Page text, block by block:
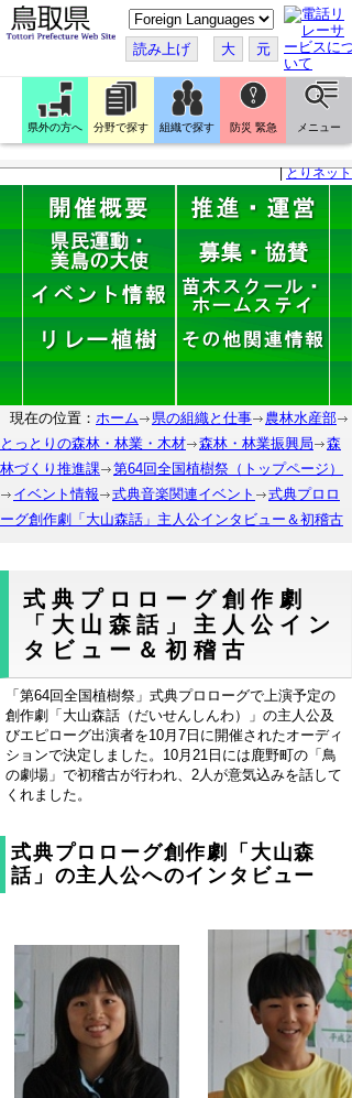
こ
の
ペ
ー
ジ
翻
訳
す
読み上げ 大 元
県外の方へ 分野で探す 組織で探す 防災 緊急 メニュー
|とりネット
現在の位置： ホーム 県の組織と仕事
農林水産部
とっとりの森林・林業・木材
森林・林業振興局
森
林づくり推進課
第64回全国植樹祭（トップページ）
イベント情報
式典音楽関連イベント
式典プロロ
ーグ創作劇「大山森話」主人公インタビュー＆初稽古
式典プロローグ創作劇
「大山森話」主人公イン
タビュー＆初稽古
「第64回全国植樹祭」式典プロローグで上演予定の
創作劇「大山森話（だいせんしんわ）」の主人公及
びエピローグ出演者を10月7日に開催されたオーディ
ションで決定しました。10月21日には鹿野町の「鳥
の劇場」で初稽古が行われ、2人が意気込みを話して
くれました。
式典プロローグ創作劇「大山森
話」の主人公へのインタビュー